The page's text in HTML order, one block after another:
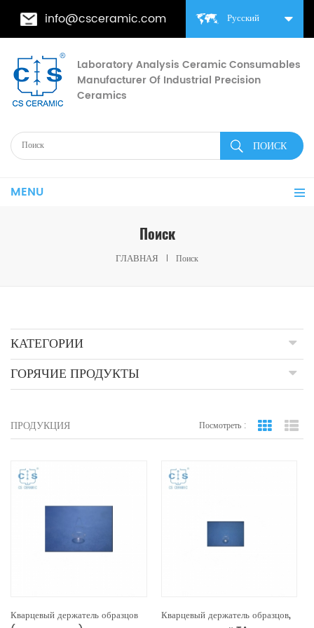
Русский
info@csceramic.com
Laboratory Analysis Ceramic Consumables
Manufacturer Of Industrial Precision
Ceramics
MENU
Поиск
ГЛАВНАЯ Поиск
КАТЕГОРИИ
ГОРЯЧИЕ ПРОДУКТЫ
ПРОДУКЦИЯ Посмотреть : вид сетки
Кварцевый держатель образцов
Кварцевый держатель образцов,